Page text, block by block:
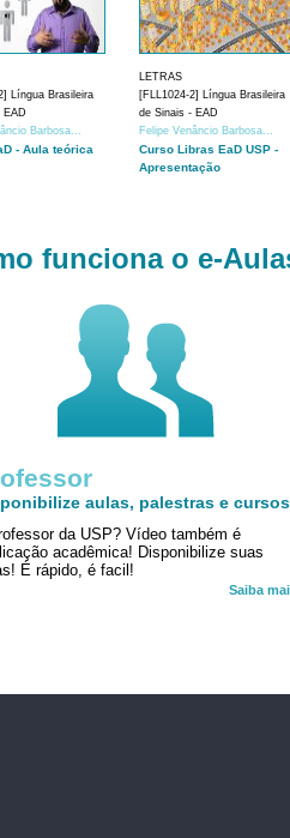
Língua Brasileira
EAD
Barbosa...
- Aula teórica
LETRAS
[FLL1024-2] Língua Brasileira
de Sinais - EAD
Felipe Venâncio Barbosa...
Curso Libras EaD USP -
Apresentação
funciona o e-
aulas, palestras e cursos
da USP? Vídeo também é
acadêmica! Disponibilize suas
É rápido, é facil!
Saiba